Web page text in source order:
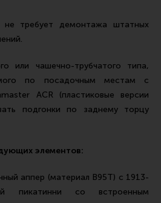
и релоадинг
требует демонтажа штатных
или чашечно-трубчатого типа,
по посадочным местам с
ACR (пластиковые версии
подгонки по заднему торцу
элементов:
аппер (материал В95Т) с 1913-
пикатинни со встроенным